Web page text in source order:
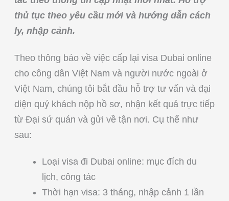
thủ tục theo yêu cầu mới và hướng dẫn cách
ly, nhập cảnh.
Theo thông báo về việc cấp lại visa Dubai online
cho công dân Việt Nam và người nước ngoài ở
Việt Nam, chúng tôi bắt đầu hỗ trợ tư vấn và đại
diện quý khách nộp hồ sơ, nhận kết quả trực tiếp
từ Đại sứ quán và gửi về tận nơi. Cụ thể như
sau:
Loại visa đi Dubai online: mục đích du
lịch, công tác
Thời hạn visa: 3 tháng, nhập cảnh 1 lần